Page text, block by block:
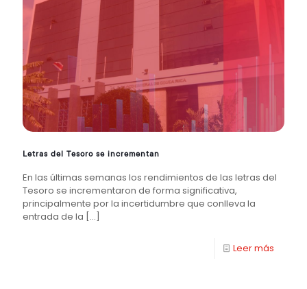
Letras del Tesoro se incrementan
En las últimas semanas los rendimientos de las letras del
Tesoro se incrementaron de forma significativa,
principalmente por la incertidumbre que conlleva la
entrada de la […]
Leer más